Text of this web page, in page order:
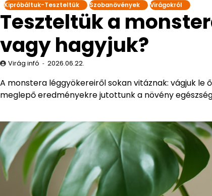
Kipróbáltuk-Teszteltük Szobanövények Virágokról
Teszteltük a
vagy hagyjuk?
Virág infó 2026.06.22.
A monstera léggyökereiről sokan vitáznak: vágjuk le
meglepő eredményekre jutottunk a növény